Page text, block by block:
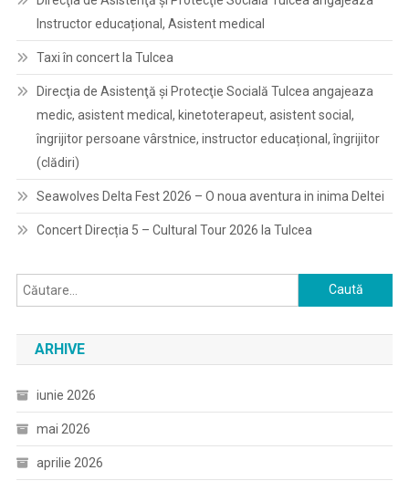
Instructor educațional, Asistent medical
Taxi în concert la Tulcea
Direcţia de Asistenţă şi Protecţie Socială Tulcea angajeaza
medic, asistent medical, kinetoterapeut, asistent social,
îngrijitor persoane vârstnice, instructor educațional, îngrijitor
(clădiri)
Seawolves Delta Fest 2026 – O noua aventura in inima Deltei
Concert Direcția 5 – Cultural Tour 2026 la Tulcea
Caută
după:
ARHIVE
iunie 2026
mai 2026
aprilie 2026